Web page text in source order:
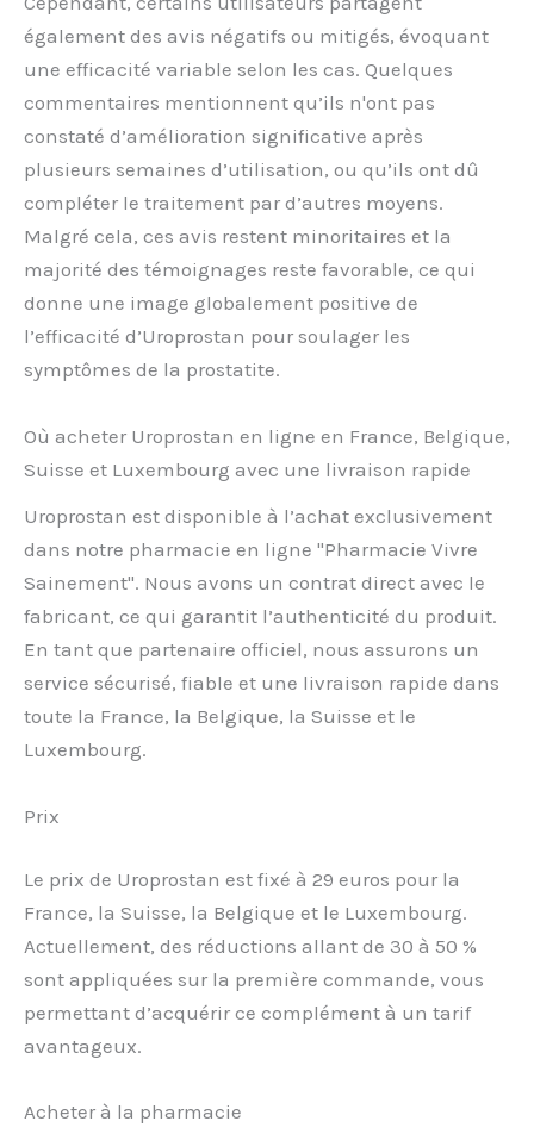
également des avis négatifs ou mitigés, évoquant
une efficacité variable selon les cas. Quelques
commentaires mentionnent qu’ils n'ont pas
constaté d’amélioration significative après
plusieurs semaines d’utilisation, ou qu’ils ont dû
compléter le traitement par d’autres moyens.
Malgré cela, ces avis restent minoritaires et la
majorité des témoignages reste favorable, ce qui
donne une image globalement positive de
l’efficacité d’Uroprostan pour soulager les
symptômes de la prostatite.
Où acheter Uroprostan en ligne en France, Belgique,
Suisse et Luxembourg avec une livraison rapide
Uroprostan est disponible à l’achat exclusivement
dans notre pharmacie en ligne "Pharmacie Vivre
Sainement". Nous avons un contrat direct avec le
fabricant, ce qui garantit l’authenticité du produit.
En tant que partenaire officiel, nous assurons un
service sécurisé, fiable et une livraison rapide dans
toute la France, la Belgique, la Suisse et le
Luxembourg.
Prix
Le prix de Uroprostan est fixé à 29 euros pour la
France, la Suisse, la Belgique et le Luxembourg.
Actuellement, des réductions allant de 30 à 50 %
sont appliquées sur la première commande, vous
permettant d’acquérir ce complément à un tarif
avantageux.
Acheter à la pharmacie